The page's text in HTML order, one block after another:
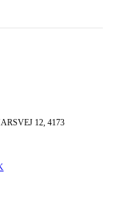
12, 4173